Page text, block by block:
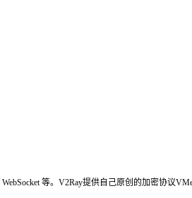
等。V2Ray提供自己原创的加密协议